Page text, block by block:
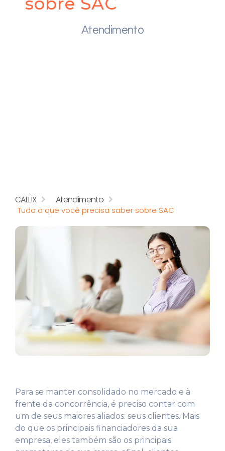
Atendimento
CALLIX Atendimento
Tudo o que você precisa saber sobre SAC
Para se manter consolidado no mercado e à
frente da concorrência, é preciso contar com
um de seus maiores aliados: seus clientes. Mais
do que os principais financiadores da sua
empresa, eles também são os principais